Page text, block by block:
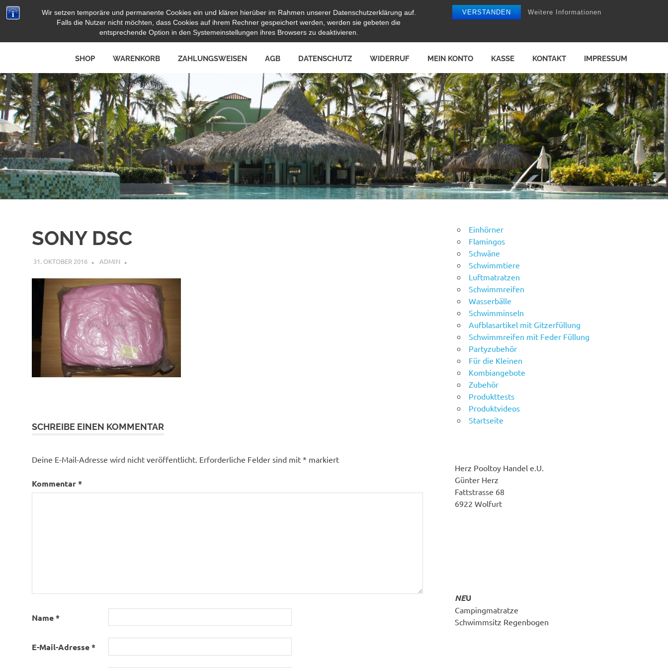
Wir setzen temporäre und permanente Cookies ein und klären hierüber im Rahmen unserer Datenschutzerklärung auf.
Falls die Nutzer nicht möchten, dass Cookies auf ihrem Rechner gespeichert werden, werden sie gebeten die
entsprechende Option in den Systemeinstellungen ihres Browsers zu deaktivieren.
VERSTANDEN Weitere Informationen
Zum
Inhalt
Herz Pooltoy
SHOP WARENKORB ZAHLUNGSWEISEN AGB DATENSCHUTZ WIDERRUF MEIN KONTO KASSE KONTAKT IMPRESSUM
SONY DSC
31. OKTOBER 2016 ADMIN
SCHREIBE EINEN KOMMENTAR
Deine E-Mail-Adresse wird nicht veröffentlicht. Erforderliche Felder sind mit * markiert
Kommentar*
Name*
E-Mail-Adresse*
Einhörner
Flamingos
Schwäne
Schwimmtiere
Luftmatratzen
Schwimmreifen
Wasserbälle
Schwimminseln
Aufblasartikel mit Gitzerfüllung
Schwimmreifen mit Feder Füllung
Partyzubehör
Für die Kleinen
Kombiangebote
Zubehör
Produkttests
Produktvideos
Startseite
Herz Pooltoy Handel e.U.
Günter Herz
Fattstrasse 68
6922 Wolfurt
NEU
Campingmatratze
Schwimmsitz Regenbogen